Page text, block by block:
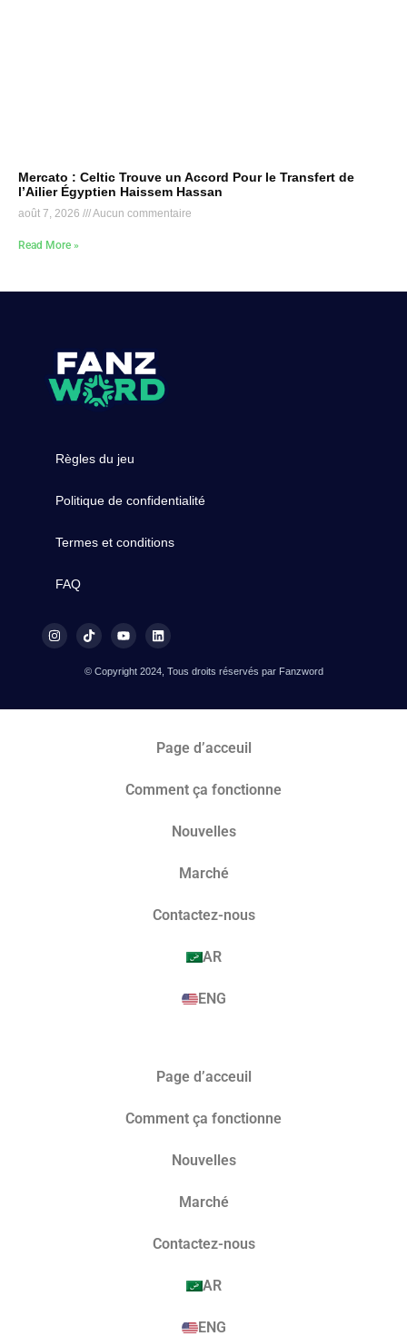
Mercato : Celtic Trouve un Accord Pour le Transfert de
l’Ailier Égyptien Haissem Hassan
août 7, 2026 Aucun commentaire
Read More »
Règles du jeu
Politique de confidentialité
Termes et conditions
FAQ
© Copyright 2024, Tous droits réservés par Fanzword
Page d’acceuil
Comment ça fonctionne
Nouvelles
Marché​
Contactez-nous
AR
ENG
Page d’acceuil
Comment ça fonctionne
Nouvelles
Marché​
Contactez-nous
AR
ENG